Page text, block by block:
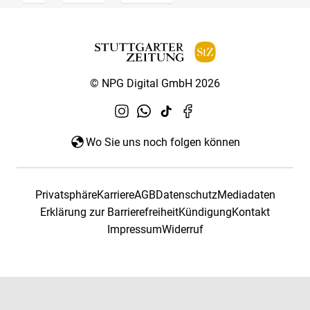
© NPG Digital GmbH 2026
Wo Sie uns noch folgen können
PrivatsphäreKarriereAGBDatenschutzMediadaten
Erklärung zur BarrierefreiheitKündigungKontakt
ImpressumWiderruf